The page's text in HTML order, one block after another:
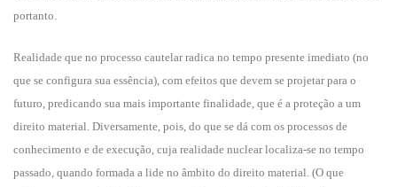
portanto.
Realidade que no processo cautelar radica no tempo presente imediato (no
que se configura sua essência), com efeitos que devem se projetar para o
futuro, predicando sua mais importante finalidade, que é a proteção a um
direito material. Diversamente, pois, do que se dá com os processos de
conhecimento e de execução, cuja realidade nuclear localiza-se no tempo
passado, quando formada a lide no âmbito do direito material. (O que